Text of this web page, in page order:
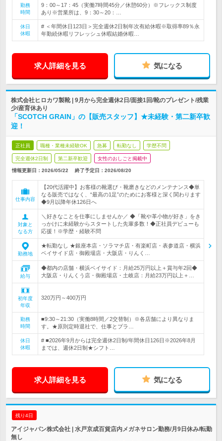
勤務
時間
9：00～17：45（実働7時間45分／休憩60分）※フレックス制度
あり※営業所は、9：30～20：…
休日
休暇
# ＜年間休日123日＞完全週休2日制年次有給休暇※取得率89％永
年勤続休暇リフレッシュ休暇結婚休暇…
求人詳細を見る 気になる
株式会社ヒロカワ製靴 | 9月から完全週休2日/面接1回/靴のプレゼント/残業
少/産育休あり
「SCOTCH GRAIN」の【販売スタッフ】★未経験・第二新卒歓
迎！
正社員 職種・業種未経験OK 急募 転勤なし 学歴不問
完全週休2日制 第二新卒歓迎 女性のおしごと掲載中
情報更新日：2026/05/22 終了予定日： 2026/08/20
仕事内容
【20代活躍中】お客様の靴選び・靴磨きなどのメンテナンス◆単
なる販売ではなく、“最高の1足”のためにお客様と深く関わります
◆9月以降年休126日へ
対象と
なる方
＼好きなことを仕事にしませんか／ ◆「靴や革小物が好き」をき
っかけに未経験からスタートした先輩多数！◆正社員デビューも
応援！※学歴・経験不問
勤務地
★転勤なし ★銀座本店・ソラマチ店・有楽町店・表参道店・横浜
ベイサイド店・御殿場店・大阪店・りんく…
給与
◆都内の店舗・横浜ベイサイド：月給25万円以上＋賞与年2回◆
大阪店・りんくう店・御殿場店・土岐店：月給23万円以上＋…
初年度
年収
320万円～400万円
勤務
時間
■9:30～21:30（実働8時間／2交替制）※各店舗により異なりま
す。★原則定時退社で、仕事とプラ…
休日
休暇
# ■2026年9月からは完全週休2日制/年間休日126日※2026年8月
までは、週休2日制★シフト…
求人詳細を見る 気になる
残り4日
アイジャパン株式会社 | 水戸京成百貨店内メガネサロン勤務/月9日休み/転勤
無し